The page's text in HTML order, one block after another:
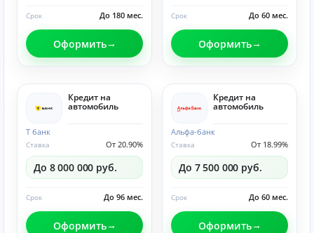
До 180 мес.
Срок
Оформить
До 60 мес.
Срок
Оформить
Кредит на
автомобиль
Т банк
От 20.90%
Ставка
До 8 000 000 руб.
До 96 мес.
Срок
Оформить
Кредит на
автомобиль
Альфа-банк
От 18.99%
Ставка
До 7 500 000 руб.
До 60 мес.
Срок
Оформить